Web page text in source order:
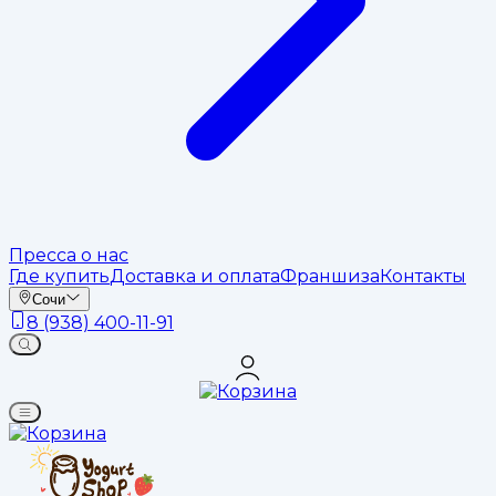
Пресса о нас
Где купитьДоставка и оплатаФраншизаКонтакты
Сочи
8 (938) 400-11-91